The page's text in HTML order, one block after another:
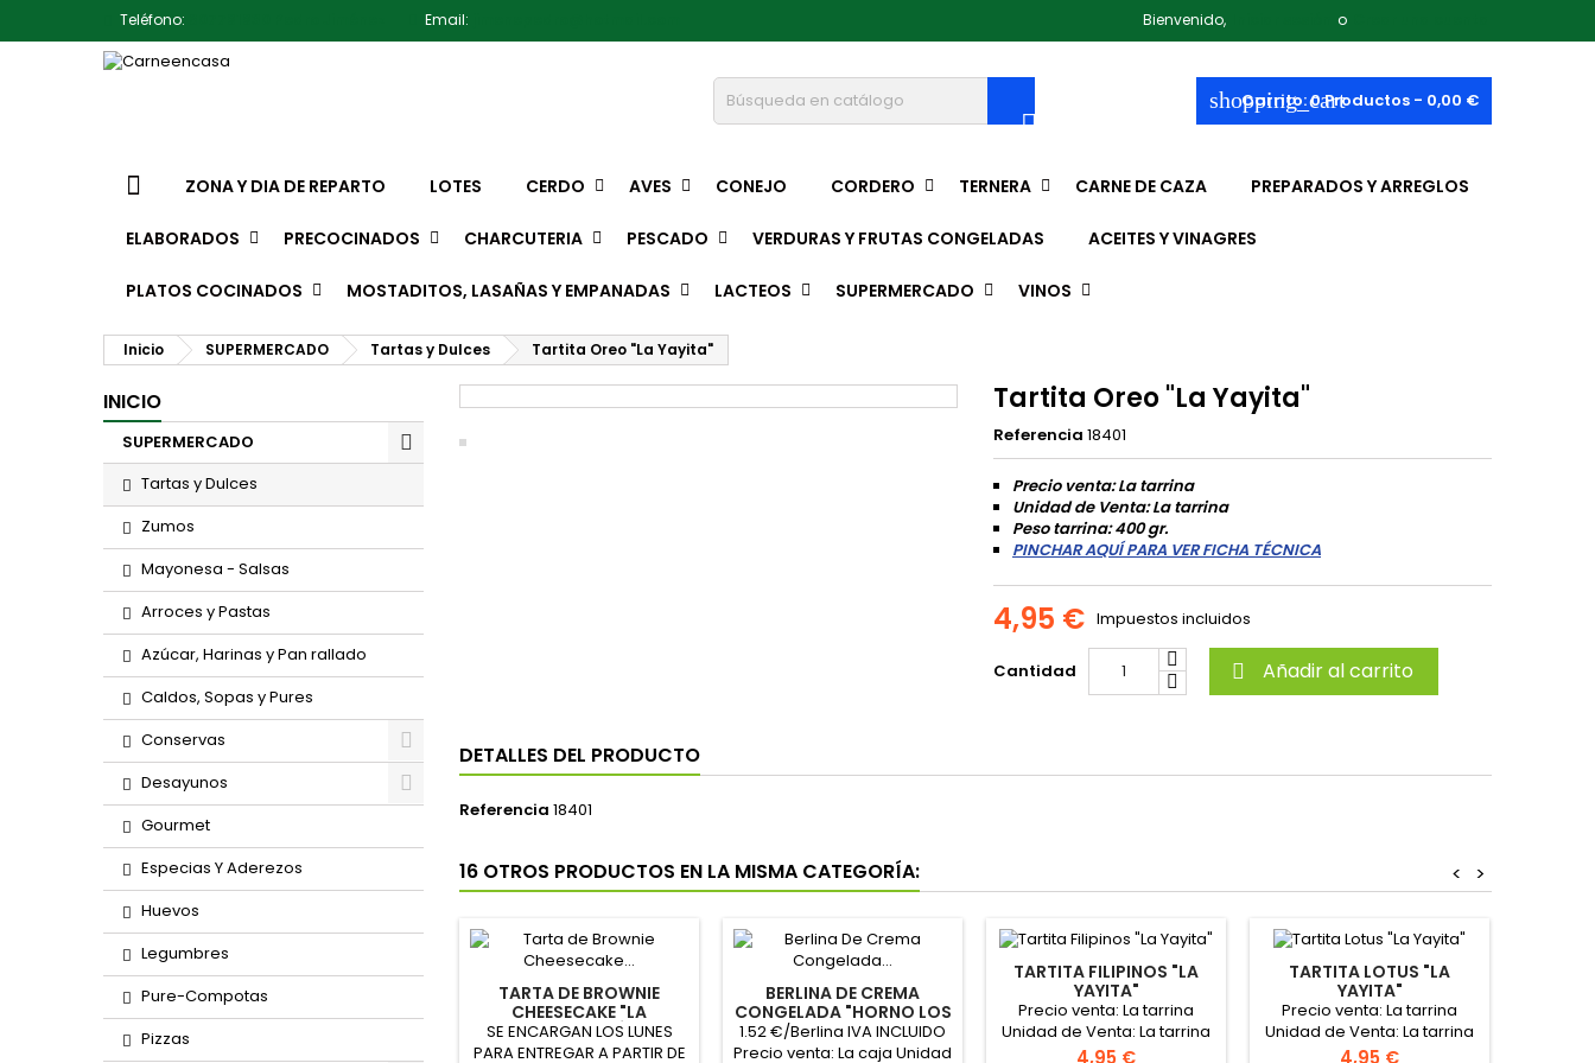
Teléfono: Email: Bienvenido, o
shopping_cart
Carrito:0Productos - 0,00 €

ZONA Y DIA DE REPARTO LOTES CERDO AVES CONEJO CORDERO TERNERA CARNE DE CAZA PREPARADOS Y ARREGLOS
ELABORADOS PRECOCINADOS CHARCUTERIA PESCADO VERDURAS Y FRUTAS CONGELADAS ACEITES Y VINAGRES
PLATOS COCINADOS MOSTADITOS, LASAÑAS Y EMPANADAS LACTEOS SUPERMERCADO VINOS
Inicio SUPERMERCADO Tartas y Dulces Tartita Oreo "La Yayita"
INICIO
SUPERMERCADO
Tartas y Dulces
Zumos
Mayonesa - Salsas
Arroces y Pastas
Azúcar, Harinas y Pan rallado
Caldos, Sopas y Pures
Conservas
Desayunos
Gourmet
Especias Y Aderezos
Huevos
Legumbres
Pure-Compotas
Pizzas
Tartita Oreo "La Yayita"
Referencia 18401
Precio venta: La tarrina
Unidad de Venta: La tarrina
Peso tarrina: 400 gr.
PINCHAR AQUÍ PARA VER FICHA TÉCNICA
4,95 € Impuestos incluidos
Cantidad  Añadir al carrito
DETALLES DEL PRODUCTO
Referencia 18401
16 OTROS PRODUCTOS EN LA MISMA CATEGORÍA: >
<
TARTA DE BROWNIE
CHEESECAKE "LA
EMPANADERÍA"
(PRODUCTO POR
SE ENCARGAN LOS LUNES
PARA ENTREGAR A PARTIR DE
BERLINA DE CREMA
CONGELADA "HORNO LOS
ABUELOS"
1.52 €/Berlina IVA INCLUIDO
Precio venta: La caja Unidad
TARTITA FILIPINOS "LA
YAYITA"
Precio venta: La tarrina
Unidad de Venta: La tarrina
Peso tarrina: 400 gr.
Precio
TARTITA LOTUS "LA
YAYITA"
Precio venta: La tarrina
Unidad de Venta: La tarrina
Peso tarrina: 400 gr.
Precio